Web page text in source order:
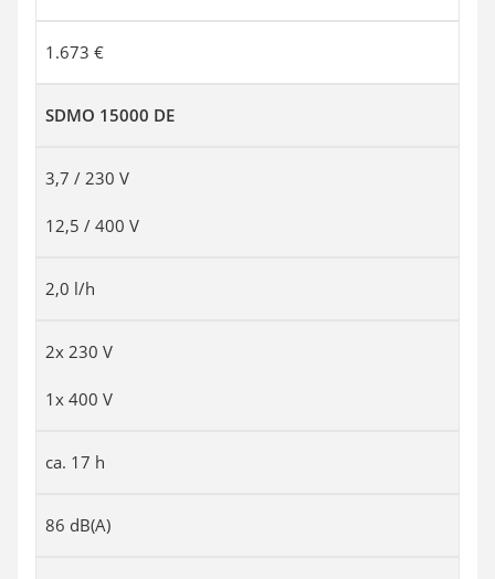
1.673 €
SDMO 15000 DE
3,7 / 230 V
12,5 / 400 V
2,0 l/h
2x 230 V
1x 400 V
ca. 17 h
86 dB(A)